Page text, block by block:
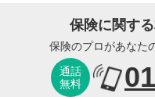
保険に関す
保険のプロがあなた
通話
無料